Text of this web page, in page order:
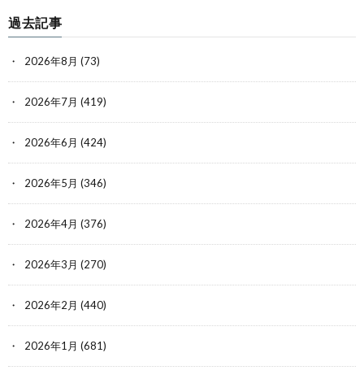
過去記事
2026年8月 (73)
2026年7月 (419)
2026年6月 (424)
2026年5月 (346)
2026年4月 (376)
2026年3月 (270)
2026年2月 (440)
2026年1月 (681)